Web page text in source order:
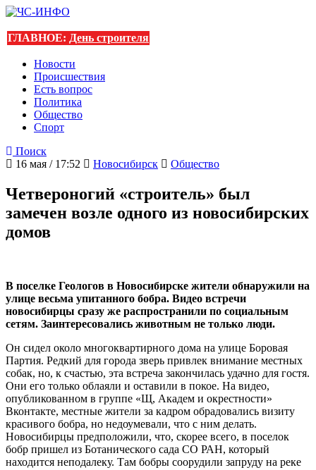
ГЛАВНОЕ: День строителя
Новости
Происшествия
Есть вопрос
Политика
Общество
Спорт
Поиск
16 мая / 17:52
Новосибирск Общество
Четвероногий «строитель» был
замечен возле одного из новосибирских
домов
В поселке Геологов в Новосибирске жители обнаружили на
улице весьма упитанного бобра. Видео встречи
новосибирцы сразу же распространили по социальным
сетям. Заинтересовались животным не только люди.
Он сидел около многоквартирного дома на улице Боровая
Партия. Редкий для города зверь привлек внимание местных
собак, но, к счастью, эта встреча закончилась удачно для гостя.
Они его только облаяли и оставили в покое. На видео,
опубликованном в группе «Щ, Академ и окрестности»
Вконтакте, местные жители за кадром обрадовались визиту
красивого бобра, но недоумевали, что с ним делать.
Новосибирцы предположили, что, скорее всего, в поселок
бобр пришел из Ботанического сада СО РАН, который
находится неподалеку. Там бобры соорудили запруду на реке